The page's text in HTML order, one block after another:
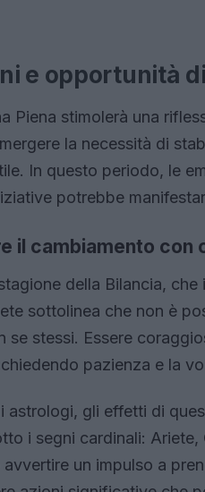
e opportunità
Piena stimolerà una
la necessità di
In questo periodo, le
potrebbe
il cambiamento con
della Bilancia,
sottolinea che non è
se stessi. Essere
pazienza e la
astrologi, gli effetti di
i segni cardinali:
un impulso a